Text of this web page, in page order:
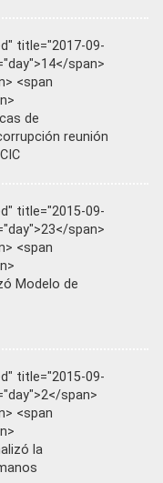
title="2017-09-
span>
<span
de
reunión
title="2015-09-
span>
<span
Modelo de
title="2015-09-
span>
<span
la